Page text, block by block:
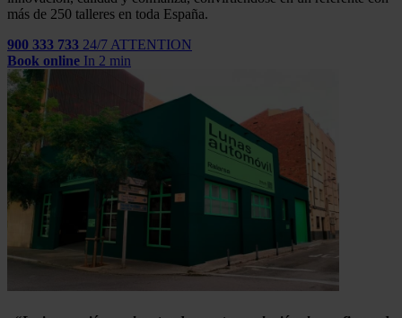
más de 250 talleres en toda España.
900 333 733 24/7 ATTENTION
Book online In 2 min